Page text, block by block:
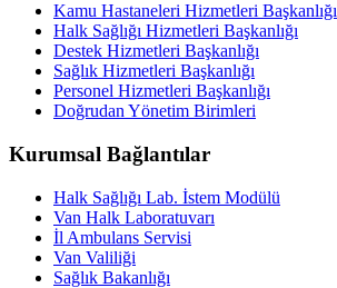
Kamu Hastaneleri Hizmetleri Başkanlığı
Halk Sağlığı Hizmetleri Başkanlığı
Destek Hizmetleri Başkanlığı
Sağlık Hizmetleri Başkanlığı
Personel Hizmetleri Başkanlığı
Doğrudan Yönetim Birimleri
Kurumsal Bağlantılar
Halk Sağlığı Lab. İstem Modülü
Van Halk Laboratuvarı
İl Ambulans Servisi
Van Valiliği
Sağlık Bakanlığı